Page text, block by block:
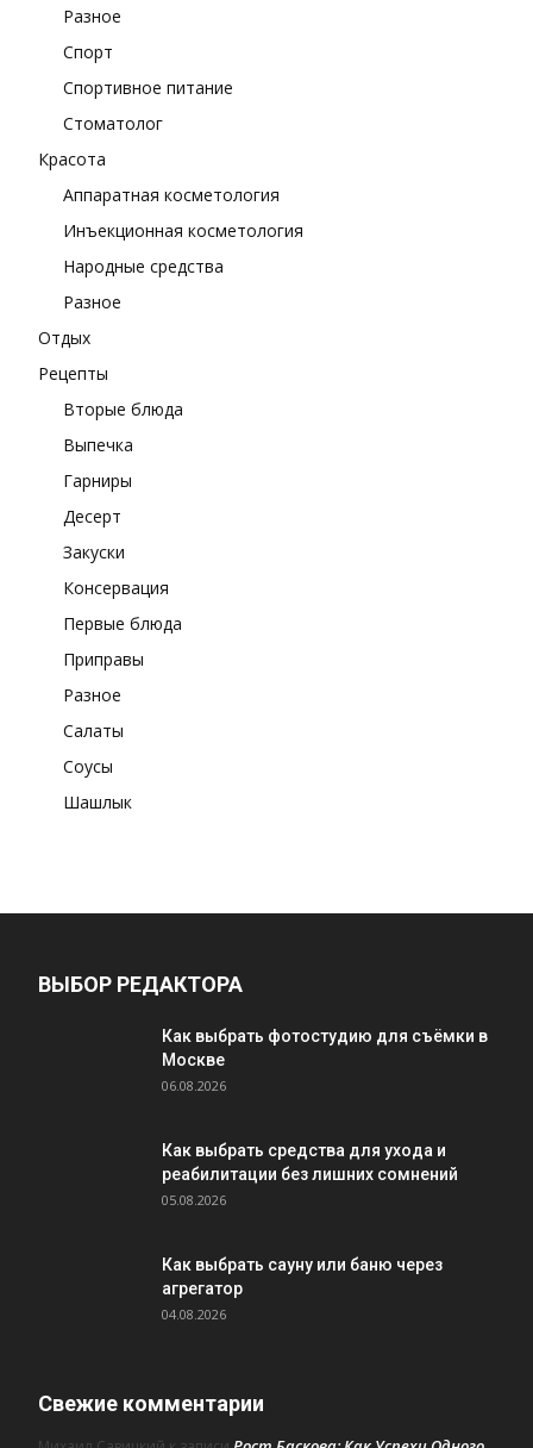
Разное
Спорт
Спортивное питание
Стоматолог
Красота
Аппаратная косметология
Инъекционная косметология
Народные средства
Разное
Отдых
Рецепты
Вторые блюда
Выпечка
Гарниры
Десерт
Закуски
Консервация
Первые блюда
Приправы
Разное
Салаты
Соусы
Шашлык
ВЫБОР РЕДАКТОРА
Как выбрать фотостудию для съёмки в
Москве
06.08.2026
Как выбрать средства для ухода и
реабилитации без лишних сомнений
05.08.2026
Как выбрать сауну или баню через
агрегатор
04.08.2026
Свежие комментарии